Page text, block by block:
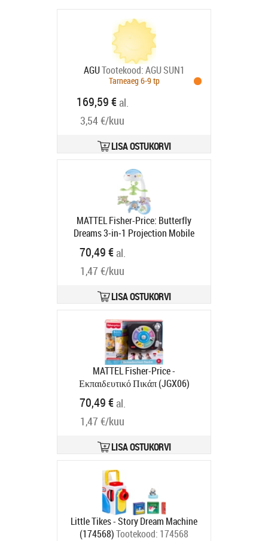
AGUTootekood:AGU SUN1
Tarneaeg 6-9 tp
169,59 €al.
3,54 €/kuu
LISA OSTUKORVI
MATTEL Fisher-Price: Butterfly
Dreams 3‑in‑1 Projection Mobile
(CDN41) Tootekood:
Tarneaeg 6-9 tp
70,49 €al.
1,47 €/kuu
LISA OSTUKORVI
MATTEL Fisher-Price -
Εκπαιδευτικό Πικάπ (JGX06)
Tootekood:
Tarneaeg 6-9 tp
70,49 €al.
1,47 €/kuu
LISA OSTUKORVI
Little Tikes - Story Dream Machine
(174568)Tootekood: 174568